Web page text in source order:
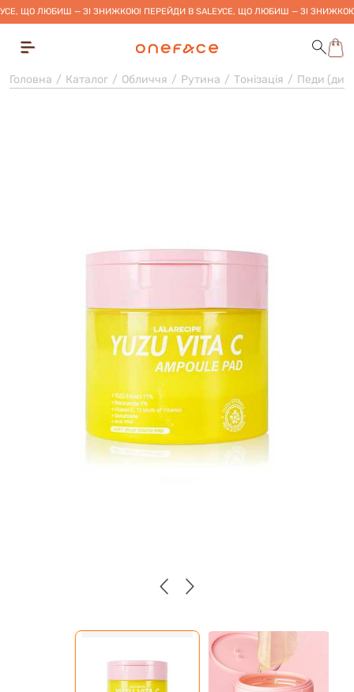
УСЕ, ЩО ЛЮБИШ — ЗІ ЗНИЖКОЮ! ПЕРЕЙДИ В SALEУСЕ, ЩО ЛЮБИШ — ЗІ
Головна Каталог Обличчя Рутина Тонізація Педи